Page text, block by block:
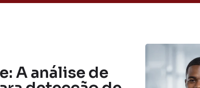
A análise de